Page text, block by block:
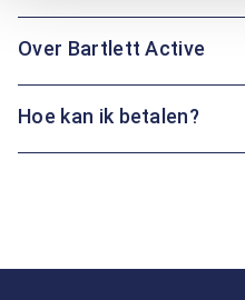
Over Bartlett Active
Hoe kan ik betalen?